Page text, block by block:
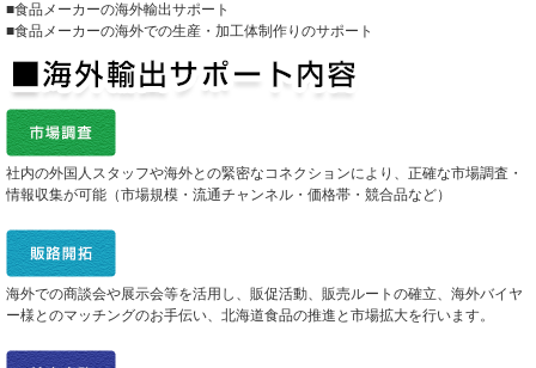
■食品メーカーの海外輸出サポート
■食品メーカーの海外での生産・加工体制作りのサポート
社内の外国人スタッフや海外との緊密なコネクションにより、正確な市場調査・
情報収集が可能（市場規模・流通チャンネル・価格帯・競合品など）
海外での商談会や展示会等を活用し、販促活動、販売ルートの確立、海外バイヤ
ー様とのマッチングのお手伝い、北海道食品の推進と市場拡大を行います。